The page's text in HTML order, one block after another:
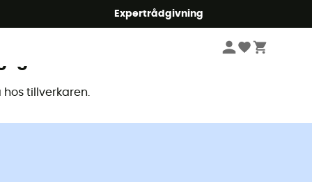
Expertrådgivning
tillverkaren.